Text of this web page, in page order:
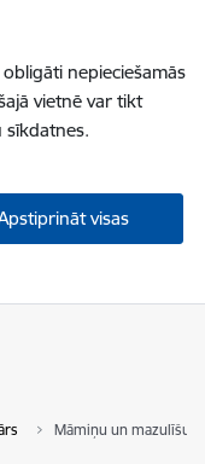
nepieciešamās
vietnē var tikt
sīkdatnes.
visas
Māmiņu un mazulīšu